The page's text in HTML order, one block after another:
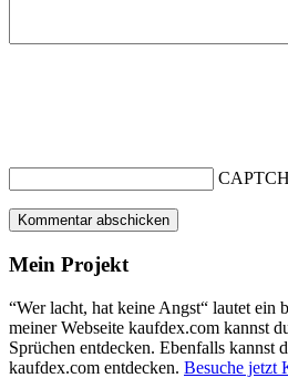
Kommentar abschicken
Mein Projekt
“Wer lacht, hat keine Angst“ lautet ein
meiner Webseite kaufdex.com kannst
Sprüchen entdecken. Ebenfalls kannst
kaufdex.com entdecken. Besuche jetzt